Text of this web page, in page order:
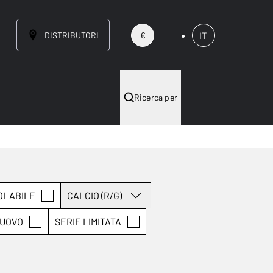
DISTRIBUTORI € IT
Ricerca per
CALCIO (R/G)
SERIE LIMITATA